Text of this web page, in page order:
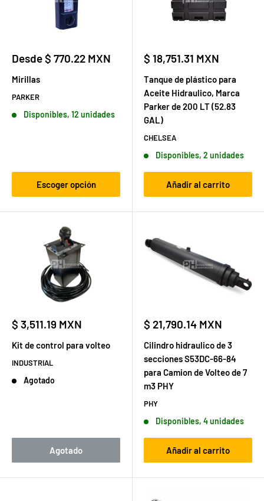
Precio
venta
Desde $ 770.22 MXN
Mirillas
PARKER
Disponibles, 12 unidades
Escoger opción
Precio
venta
$ 18,751.31 MXN
Tanque de plástico para
Aceite Hidraulico, Marca
Parker de 200 LT (52.83
GAL)
CHELSEA
Disponibles, 2 unidades
Añadir al carrito
Precio
venta
$ 3,511.19 MXN
Kit de control para volteo
INDUSTRIAL
Agotado
Agotado
Precio
venta
$ 21,790.14 MXN
Cilindro hidraulico de 3
secciones S53DC-66-84
para Camion de Volteo de 7
m3 PHY
PHY
Disponibles, 4 unidades
Añadir al carrito